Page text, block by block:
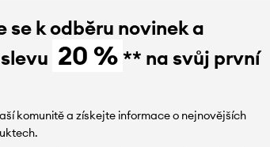
se k odběru novinek a
20 % ** na svůj první
komunitě a získejte informace o nejnovějších